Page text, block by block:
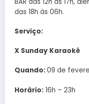
das 18h às 06h.
Serviço:
X Sunday Karaokê
Quando:09 de
Horário: 16h – 23h